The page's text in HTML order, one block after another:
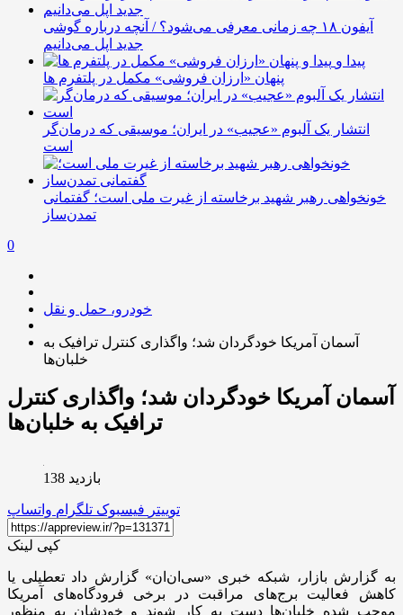
آیفون ۱۸ چه زمانی معرفی می‌شود؟ / آنچه درباره گوشی
جدید اپل می‌دانیم
پیدا و
پنهان «ارزان فروشی» مکمل در پلتفرم ها
انتشار یک آلبوم «عجیب» در ایران؛ موسیقی که درمان‌گر
است
خونخواهی رهبر شهید برخاسته از غیرت ملی است؛ گفتمانی
تمدن‌ساز
0
خودرو، حمل و نقل
آسمان آمریکا خودگردان شد؛ واگذاری کنترل ترافیک به
خلبان‌ها
آسمان آمریکا خودگردان شد؛ واگذاری کنترل
ترافیک به خلبان‌ها
بازدید 138
توییتر فیسبوک تلگرام واتساپ
کپی لینک
به گزارش بازار، شبکه خبری «سی‌ان‌ان» گزارش داد تعطیلی یا
کاهش فعالیت برج‌های مراقبت در برخی فرودگاه‌های آمریکا
موجب شده خلبان‌ها دست به کار شوند و خودشان به منظور